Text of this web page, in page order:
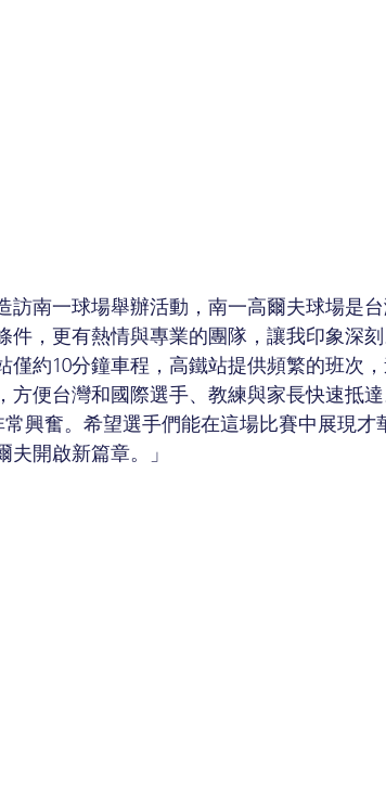
訪南一球場舉辦活動，南一高爾夫球場是
件，更有熱情與專業的團隊，讓我印象深
僅約10分鐘車程，高鐵站提供頻繁的班次
方便台灣和國際選手、教練與家長快速抵
興奮。希望選手們能在這場比賽中展現才
開啟新篇章。」